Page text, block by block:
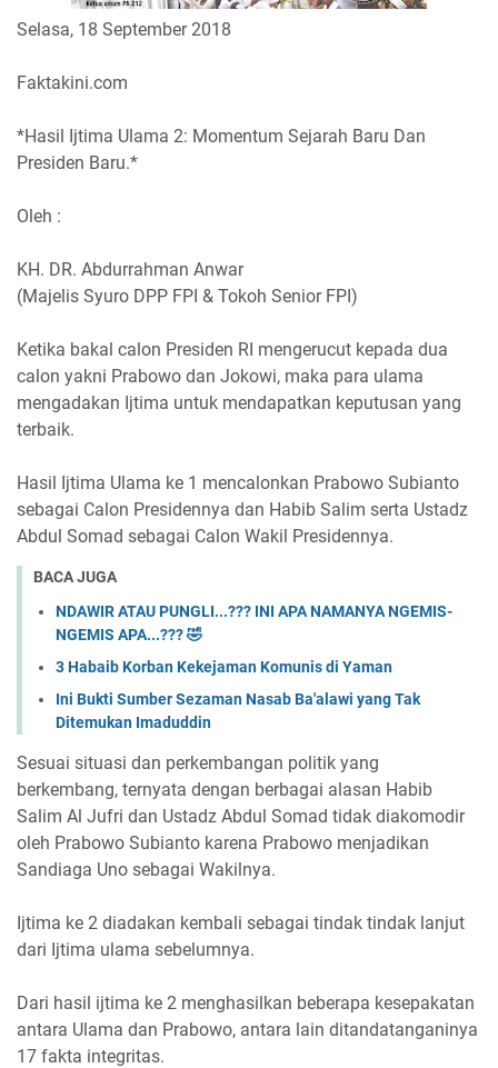
Selasa, 18 September 2018
Faktakini.com
*Hasil Ijtima Ulama 2: Momentum Sejarah Baru Dan
Presiden Baru.*
Oleh :
KH. DR. Abdurrahman Anwar
(Majelis Syuro DPP FPI & Tokoh Senior FPI)
Ketika bakal calon Presiden RI mengerucut kepada dua
calon yakni Prabowo dan Jokowi, maka para ulama
mengadakan Ijtima untuk mendapatkan keputusan yang
terbaik.
Hasil Ijtima Ulama ke 1 mencalonkan Prabowo Subianto
sebagai Calon Presidennya dan Habib Salim serta Ustadz
Abdul Somad sebagai Calon Wakil Presidennya.
BACA JUGA
NDAWIR ATAU PUNGLI...??? INI APA NAMANYA NGEMIS-
NGEMIS APA...??? 🤣
3 Habaib Korban Kekejaman Komunis di Yaman
Ini Bukti Sumber Sezaman Nasab Ba'alawi yang Tak
Ditemukan Imaduddin
Sesuai situasi dan perkembangan politik yang
berkembang, ternyata dengan berbagai alasan Habib
Salim Al Jufri dan Ustadz Abdul Somad tidak diakomodir
oleh Prabowo Subianto karena Prabowo menjadikan
Sandiaga Uno sebagai Wakilnya.
Ijtima ke 2 diadakan kembali sebagai tindak tindak lanjut
dari Ijtima ulama sebelumnya.
Dari hasil ijtima ke 2 menghasilkan beberapa kesepakatan
antara Ulama dan Prabowo, antara lain ditandatanganinya
17 fakta integritas.